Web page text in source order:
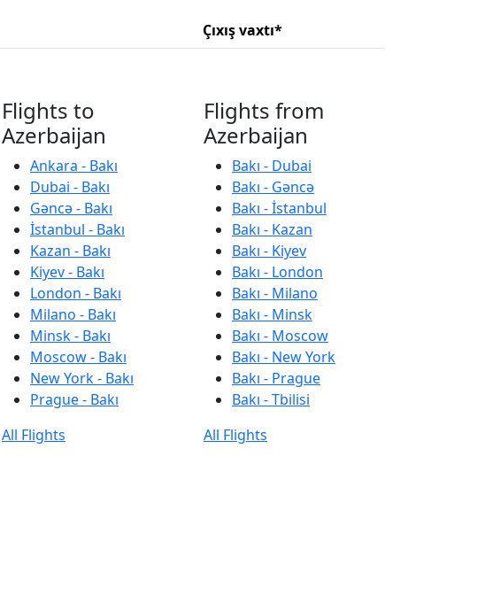
Çıxış vaxtı*
Flights to
Azerbaijan
Ankara - Bakı
Dubai - Bakı
Gəncə - Bakı
İstanbul - Bakı
Kazan - Bakı
Kiyev - Bakı
London - Bakı
Milano - Bakı
Minsk - Bakı
Moscow - Bakı
New York - Bakı
Prague - Bakı
All Flights
Flights from
Azerbaijan
Bakı - Dubai
Bakı - Gəncə
Bakı - İstanbul
Bakı - Kazan
Bakı - Kiyev
Bakı - London
Bakı - Milano
Bakı - Minsk
Bakı - Moscow
Bakı - New York
Bakı - Prague
Bakı - Tbilisi
All Flights